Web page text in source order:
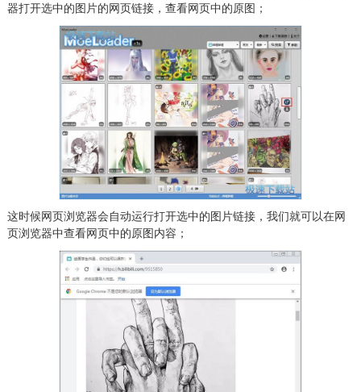
器打开选中的图片的网页链接，查看网页中的原图；
这时候网页浏览器会自动运行打开选中的图片链接，我们就可以在网
页浏览器中查看网页中的原图内容；